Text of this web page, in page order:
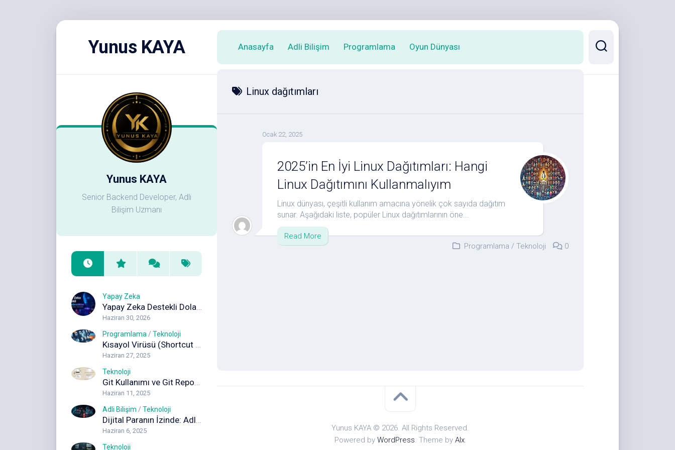
Yunus KAYA
Yunus KAYA
Senior Backend Developer, Adli
Bilişim Uzmanı
Yapay Zeka
Yapay Zeka Destekli Dolandırıcılıklar: Deepfake, Ses Klonlama ve Sahte İçeriklere Karşı Korunma Rehberi
Haziran 30, 2026
Programlama / Teknoloji
Kısayol Virüsü (Shortcut Virus) Nedir ve Nasıl Temizlenir? Kapsamlı Rehber
Haziran 27, 2025
Teknoloji
Git Kullanımı ve Git Reposuna Dosya Gönderimi (Adım Adım Rehber)
Haziran 11, 2025
Adli Bilişim / Teknoloji
Dijital Paranın İzinde: Adli Bilişimde Blockchain Analizi
Haziran 6, 2025
Teknoloji
Anasayfa Adli Bilişim Programlama Oyun Dünyası
Linux dağıtımları
Ocak 22, 2025
2025’in En İyi Linux Dağıtımları: Hangi
Linux Dağıtımını Kullanmalıyım
Linux dünyası, çeşitli kullanım amacına yönelik çok sayıda dağıtım
sunar. Aşağıdaki liste, popüler Linux dağıtımlarının öne...
Read More
Programlama / Teknoloji 0
Yunus KAYA © 2026. All Rights Reserved.
Powered by WordPress. Theme by Alx.